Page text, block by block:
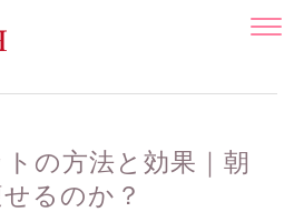
の方法と効果｜朝
るのか？